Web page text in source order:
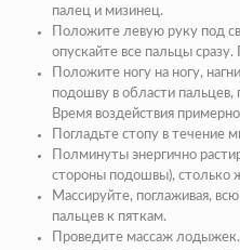
палец и мизинец.
Положите левую руку под
опускайте все пальцы
Положите ногу на ногу,
подошву в области пальцев,
Время воздействия
Погладьте стопу в течение
Полминуты энергично
стороны подошвы), столько
Массируйте, поглаживая,
пальцев к пяткам.
Проведите массаж